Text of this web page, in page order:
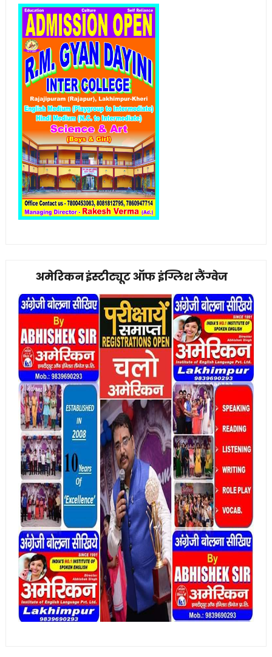
अमेरिकन इंस्टीट्यूट ऑफ इंग्लिश लैंग्वेज